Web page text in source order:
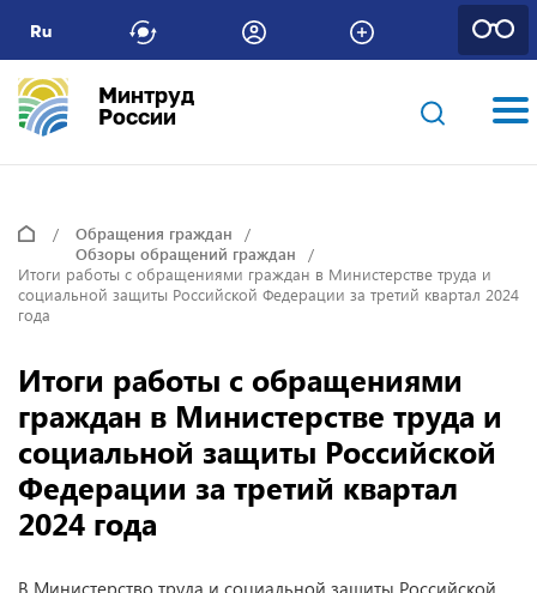
Ru
Минтруд
России
Обращения граждан
Обзоры обращений граждан
Итоги работы с обращениями граждан в Министерстве труда и
социальной защиты Российской Федерации за третий квартал 2024
года
Итоги работы с обращениями
граждан в Министерстве труда и
социальной защиты Российской
Федерации за третий квартал
2024 года
В Министерство труда и социальной защиты Российской